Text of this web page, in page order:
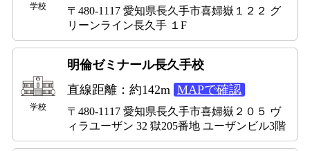
学校
〒480-1117 愛知県長久手市喜婦嶽１２２ グ
リーンライン長久手 １F
学校
明倫ゼミナール長久手校
直線距離：約142m MAPで確認
〒480-1117 愛知県長久手市喜婦嶽２０５ ヴ
ィラユーザン 32 獄205番地 ユーザンビル3階